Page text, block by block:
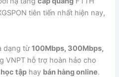
tiên tiến nhất hiện nay,
dạng từ100Mbps, 300Mbps,
VNPT hỗ trợ hoàn hảo cho
tập hay bán hàng online.